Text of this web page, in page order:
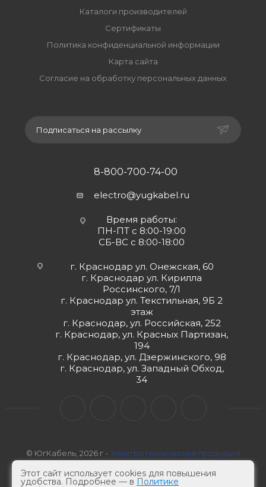
Каталоги производителей
Сертификаты
Политика конфиденциальной информации
Карта сайта
Согласие на обработку персональных данных
Подписаться на рассылку
8-800-700-74-00
electro@yugkabel.ru
Время работы:
ПН-ПТ с 8:00-19:00
СБ-ВС с 8:00-18:00
г. Краснодар ул. Онежская, 60
г. Краснодар ул. Кирилла
Россинского, 7/1
г. Краснодар ул. Текстильная, 9Б 2
этаж
г. Краснодар, ул. Российская, 252
г. Краснодар, ул. Красных Партизан,
194
г. Краснодар, ул. Дзержинского, 98
г. Краснодар, ул. Западный Обход,
34
© ЮгКабель, 2026 г - Электротехническая продукция
Этот сайт использует cookies для повышения
удобства. Подробнее — в Политике